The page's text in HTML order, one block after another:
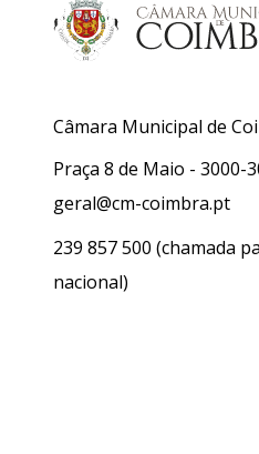
Câmara Municipal de
Praça 8 de Maio - 3000-
geral@cm-coimbra.pt
239 857 500 (chamada
nacional)